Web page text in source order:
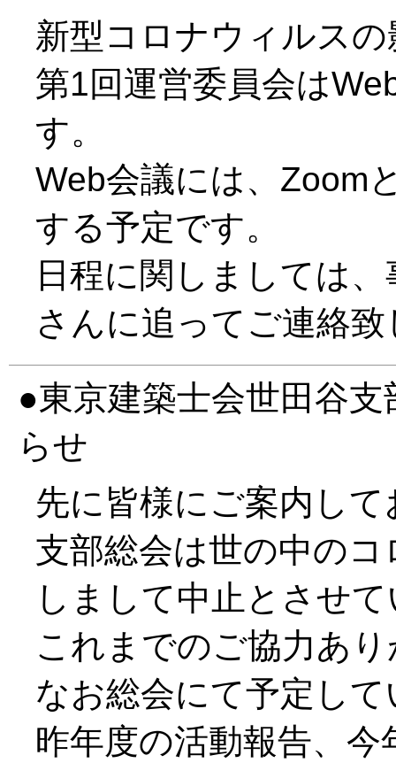
新型コロナウィルス
第1回運営委員会は
す。
Web会議には、Zoom
する予定です。
日程に関しましては
さんに追ってご連絡
東京建築士会世田谷
らせ
先に皆様にご案内し
支部総会は世の中の
しまして中止とさせ
これまでのご協力あ
なお総会にて予定し
昨年度の活動報告、